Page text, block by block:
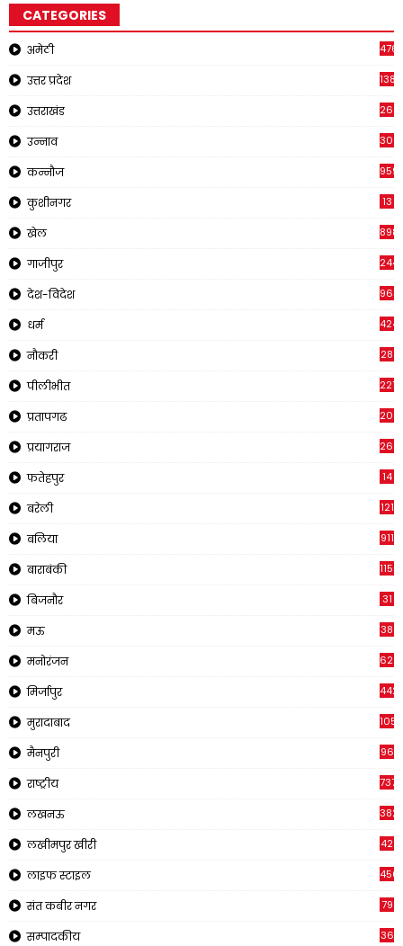
CATEGORIES
अमेठी
उत्तर प्रदेश 1381
उत्तराखंड
उन्नाव 308
कन्नौज 959
कुशीनगर 13
खेल 898
गाजीपुर 244
देश-विदेश 963
धर्म 424
नौकरी 28
पीलीभीत 2218
प्रतापगढ
प्रयागराज 269
फतेहपुर 14
बरेली 121
बलिया 911
बाराबंकी 1150
बिजनौर 31
मऊ 38
मनोरंजन 622
मिर्जापुर 442
मुरादाबाद 1057
मैनपुरी 96
राष्ट्रीय 7376
लखनऊ
लखीमपुर खीरी 42
लाइफ स्टाइल 456
संत कबीर नगर 79
सम्पादकीय 36